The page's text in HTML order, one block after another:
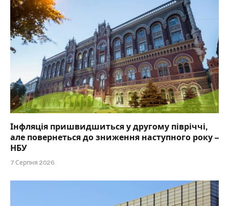
Інфляція пришвидшиться у другому півріччі,
але повернеться до зниження наступного року –
НБУ
7 Серпня 2026